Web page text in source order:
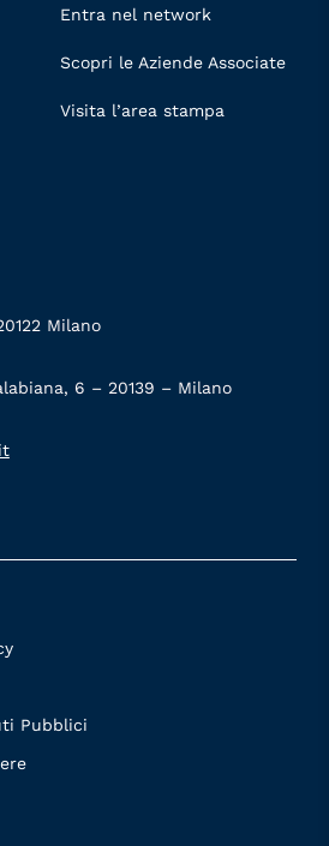
Entra nel network
Scopri le Aziende Associate
Visita l’area stampa
Milano
6 – 20139 – Milano
Pubblici